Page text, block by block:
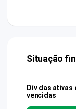
Situação
Dívidas ativas
vencidas